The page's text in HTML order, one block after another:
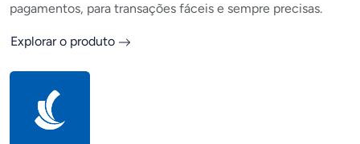
pagamentos, para transações fáceis e sempre precisas.
Explorar o produto